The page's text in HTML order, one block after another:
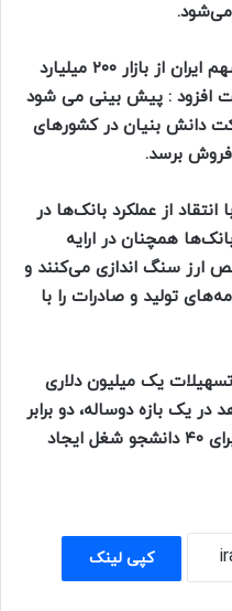
می‌شود.
دکتر مهدی موسوی با بیان اینکه سهم ایران از بازار ۲۰۰ میلیارد
افزود : پیش بینی می شود
شرکت دانش بنیان در کشور‌های
فروش برسد.
از عملکرد بانک‌ها در
همچنان در ارایه
ارز سنگ اندازی می‌کنند و
تولید و صادرات را با
یک میلیون دلاری
یک بازه دوساله، دو برابر
این مبلغ را صادرات داشته باشد و برای ۴۰ دانشجو شغل ایجاد
کپی لینک